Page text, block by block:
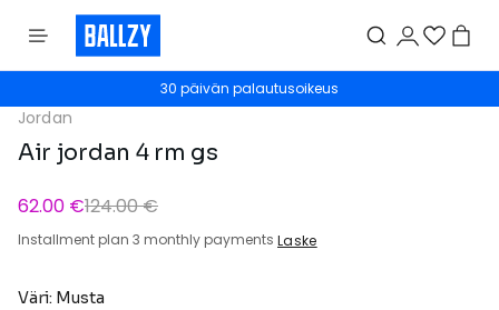
30 päivän palautusoikeus
Jordan
Air jordan 4 rm gs
62.00 €124.00 €
Installment plan 3 monthly payments Laske
Väri: Musta